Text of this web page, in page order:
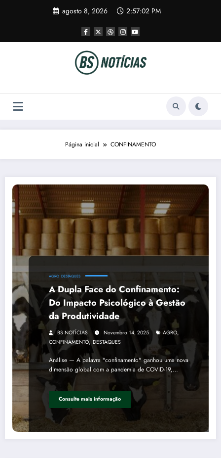
agosto 8, 2026 2:57:02 PM
Página inicial CONFINAMENTO
AGRO DESTAQUES
A Dupla Face do Confinamento:
Do Impacto Psicológico à Gestão
da Produtividade
BS NOTÍCIAS Novembro 14, 2025 AGRO,
CONFINAMENTO, DESTAQUES
Análise — A palavra "confinamento" ganhou uma nova
dimensão global com a pandemia de COVID-19,…
Consulte mais informação